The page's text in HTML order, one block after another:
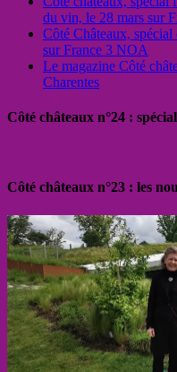
du vin, le 28 mars sur
Côté Châteaux,
sur France 3 NOA
Le magazine Côté
Charentes
Côté châteaux n°24 :
Côté châteaux n°23 : les